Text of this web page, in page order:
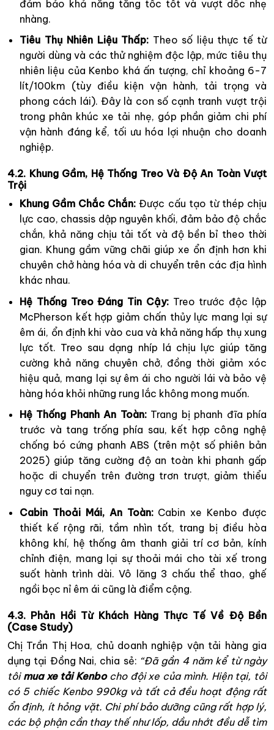
đảm bảo khả năng tăng tốc tốt và vượt dốc nhẹ
nhàng.
Tiêu Thụ Nhiên Liệu Thấp: Theo số liệu thực tế từ
người dùng và các thử nghiệm độc lập, mức tiêu thụ
nhiên liệu của Kenbo khá ấn tượng, chỉ khoảng 6-7
lít/100km (tùy điều kiện vận hành, tải trọng và
phong cách lái). Đây là con số cạnh tranh vượt trội
trong phân khúc xe tải nhẹ, góp phần giảm chi phí
vận hành đáng kể, tối ưu hóa lợi nhuận cho doanh
nghiệp.
4.2. Khung Gầm, Hệ Thống Treo Và Độ An Toàn Vượt
Trội
Khung Gầm Chắc Chắn: Được cấu tạo từ thép chịu
lực cao, chassis dập nguyên khối, đảm bảo độ chắc
chắn, khả năng chịu tải tốt và độ bền bỉ theo thời
gian. Khung gầm vững chãi giúp xe ổn định hơn khi
chuyên chở hàng hóa và di chuyển trên các địa hình
khác nhau.
Hệ Thống Treo Đáng Tin Cậy:Treo trước độc lập
McPherson kết hợp giảm chấn thủy lực mang lại sự
êm ái, ổn định khi vào cua và khả năng hấp thụ xung
lực tốt. Treo sau dạng nhíp lá chịu lực giúp tăng
cường khả năng chuyên chở, đồng thời giảm xóc
hiệu quả, mang lại sự êm ái cho người lái và bảo vệ
hàng hóa khỏi những rung lắc không mong muốn.
Hệ Thống Phanh An Toàn:Trang bị phanh đĩa phía
trước và tang trống phía sau, kết hợp công nghệ
chống bó cứng phanh ABS (trên một số phiên bản
2025) giúp tăng cường độ an toàn khi phanh gấp
hoặc di chuyển trên đường trơn trượt, giảm thiểu
nguy cơ tai nạn.
Cabin Thoải Mái, An Toàn:Cabin xe Kenbo được
thiết kế rộng rãi, tầm nhìn tốt, trang bị điều hòa
không khí, hệ thống âm thanh giải trí cơ bản, kính
chỉnh điện, mang lại sự thoải mái cho tài xế trong
suốt hành trình dài. Vô lăng 3 chấu thể thao, ghế
ngồi bọc nỉ êm ái cũng là điểm cộng.
4.3. Phản Hồi Từ Khách Hàng Thực Tế Về Độ Bền
(Case Study)
Chị Trần Thị Hoa, chủ doanh nghiệp vận tải hàng gia
dụng tại Đồng Nai, chia sẻ: “Đã gần 4 năm kể từ ngày
tôi mua xe tải Kenbocho đội xe của mình. Hiện tại, tôi
có 5 chiếc Kenbo 990kg và tất cả đều hoạt động rất
ổn định, ít hỏng vặt. Chi phí bảo dưỡng cũng rất hợp lý,
các bộ phận cần thay thế như lốp, dầu nhớt đều dễ tìm